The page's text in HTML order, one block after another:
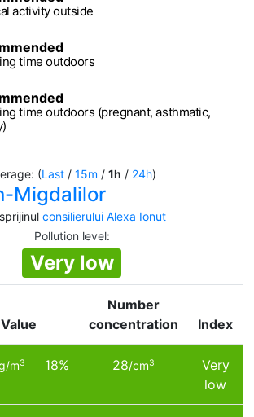
activity outside
time outdoors
time outdoors (pregnant, asthmatic,
(Last / 15m / 1h / 24h)
Migdalilor
consilierului Alexa Ionut
Pollution level:
Very low
Value
Number
concentration
Index
m3 18% 28/cm3
Very
low